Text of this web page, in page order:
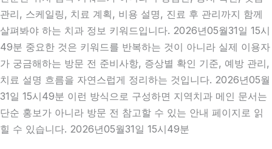
관리, 스케일링, 치료 계획, 비용 설명, 진료 후 관리까지 함께
살펴봐야 하는 치과 정보 키워드입니다. 2026년05월31일 15시
49분 중요한 것은 키워드를 반복하는 것이 아니라 실제 이용자
가 궁금해하는 방문 전 준비사항, 증상별 확인 기준, 예방 관리,
치료 설명 흐름을 자연스럽게 정리하는 것입니다. 2026년05월
31일 15시49분 이런 방식으로 구성하면 지역치과 메인 문서는
단순 홍보가 아니라 방문 전 참고할 수 있는 안내 페이지로 읽
힐 수 있습니다. 2026년05월31일 15시49분